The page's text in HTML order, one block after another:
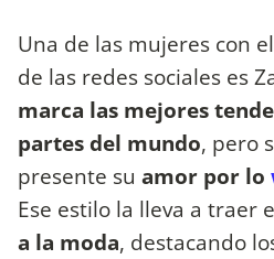
Una de las mujeres con el
de las redes sociales es
marca las mejores
partes del mundo, pero
presente su amor por lo
Ese estilo la lleva a traer
a la moda, destacando